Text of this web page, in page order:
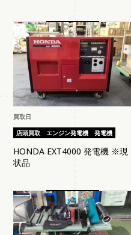
別ダイス8個付き※セット・現
状品・ケース割れ有 (タ-101)
買取日
店頭買取
エンジン発電機 発電機
HONDA EXT4000 発電機 ※現
状品